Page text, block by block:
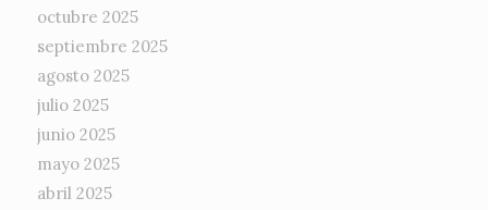
octubre 2025
septiembre 2025
agosto 2025
julio 2025
junio 2025
mayo 2025
abril 2025